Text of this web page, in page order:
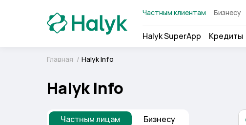
Частным клиентам Бизнесу
Halyk SuperApp Кредиты
Главная / Halyk Info
Halyk Info
Частным лицам Бизнесу